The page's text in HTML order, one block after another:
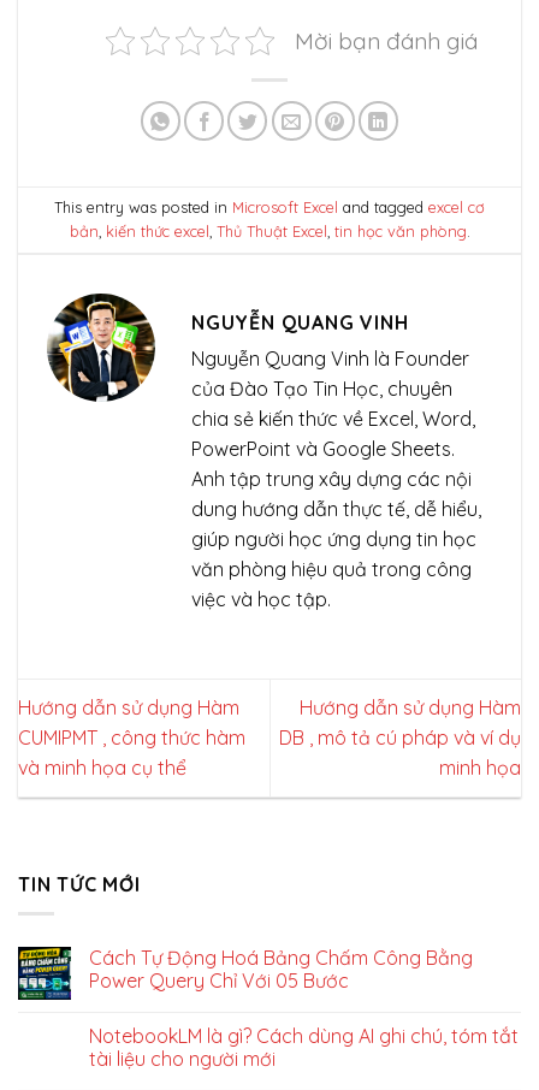
Mời bạn đánh giá
This entry was posted in Microsoft Excel and tagged excel cơ
bản kiến thức excel Thủ Thuật Excel tin học văn phòng
NGUYỄN QUANG VINH
Nguyễn Quang Vinh là Founder
của Đào Tạo Tin Học, chuyên
chia sẻ kiến thức về Excel, Word,
PowerPoint và Google Sheets.
Anh tập trung xây dựng các nội
dung hướng dẫn thực tế, dễ hiểu,
giúp người học ứng dụng tin học
văn phòng hiệu quả trong công
việc và học tập.
Hướng dẫn sử dụng Hàm
CUMIPMT , công thức hàm
và minh họa cụ thể
Hướng dẫn sử dụng Hàm
DB , mô tả cú pháp và ví dụ
minh họa
TIN TỨC MỚI
Cách Tự Động Hoá Bảng Chấm Công Bằng
Power Query Chỉ Với 05 Bước
NotebookLM là gì? Cách dùng AI ghi chú, tóm tắt
tài liệu cho người mới